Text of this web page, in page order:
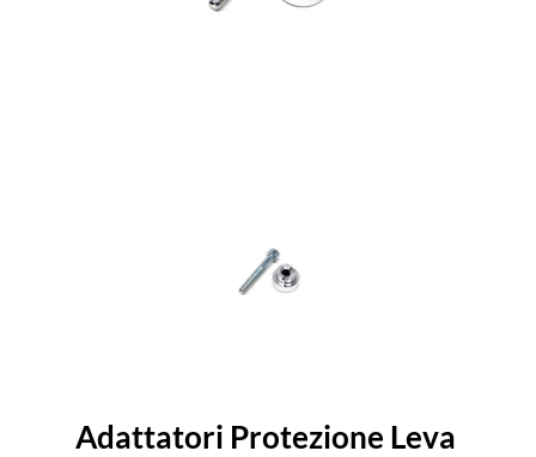
Adattatori Protezione Leva